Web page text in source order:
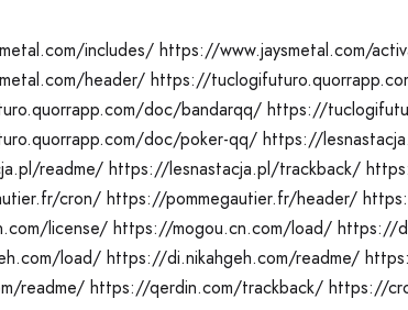
includes/ https://www.jaysmetal.com/
header/ https://
doc/bandarqq/ https://
doc/poker-qq/ https://
readme/ https://lesnastacja.pl/trackback/
cron/ https://pommegautier.fr/header/
license/ https://mogou.cn.com/load/ https://
load/ https://di.nikahgeh.com/readme/
readme/ https://qerdin.com/trackback/ https://